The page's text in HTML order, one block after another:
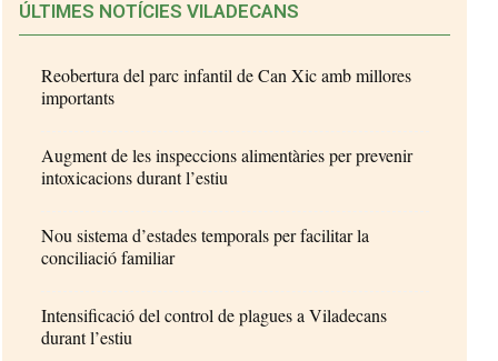
ÚLTIMES NOTÍCIES VILADECANS
Reobertura del parc infantil de Can Xic amb millores
importants
Augment de les inspeccions alimentàries per prevenir
intoxicacions durant l’estiu
Nou sistema d’estades temporals per facilitar la
conciliació familiar
Intensificació del control de plagues a Viladecans
durant l’estiu